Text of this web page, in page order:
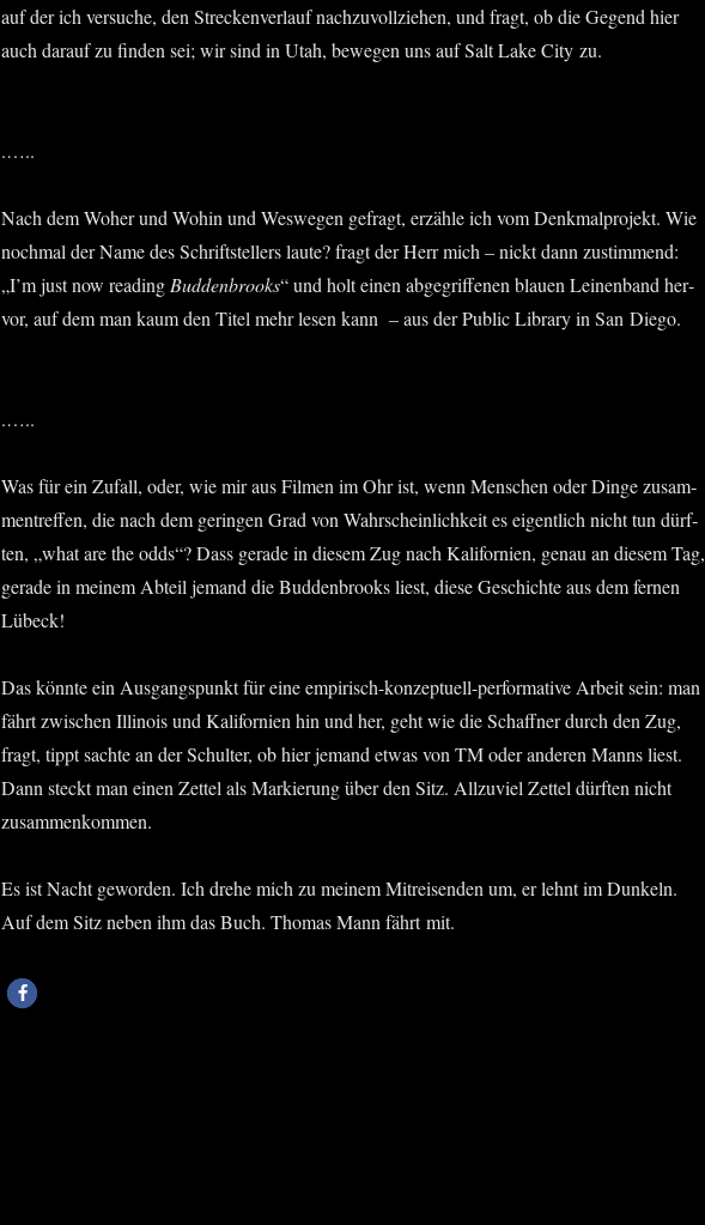
auf der ich ver­su­che, den Stre­cken­ver­lauf nach­zu­voll­zie­hen, und fragt, ob die Gegend hier
auch dar­auf zu fin­den sei; wir sind in Utah, bewe­gen uns auf Salt Lake City zu.
.…..
Nach dem Woher und Wohin und Wes­we­gen gefragt, erzäh­le ich vom Denk­mal­pro­jekt. Wie
noch­mal der Name des Schrift­stel­lers lau­te? fragt der Herr mich – nickt dann zustim­mend:
„I’m just now rea­dingBud­den­brooks“ und holt einen abge­grif­fe­nen blau­en Lei­nen­band her­
vor, auf dem man kaum den Titel mehr lesen kann – aus der Public Libra­ry in San Diego.
.…..
Was für ein Zufall, oder, wie mir aus Fil­men im Ohr ist, wenn Men­schen oder Din­ge zusam­
men­tref­fen, die nach dem gerin­gen Grad von Wahr­schein­lich­keit es eigent­lich nicht tun dürf­
ten, „what are the odds“? Dass gera­de in die­sem Zug nach Kali­for­ni­en, genau an die­sem Tag,
gera­de in mei­nem Abteil jemand die Bud­den­brooks liest, die­se Geschich­te aus dem fer­nen
Lübeck!
Das könn­te ein Aus­gangs­punkt für eine empi­risch-kon­zep­tu­ell-per­for­ma­ti­ve Arbeit sein: man
fährt zwi­schen Illi­nois und Kali­for­ni­en hin und her, geht wie die Schaff­ner durch den Zug,
fragt, tippt sach­te an der Schul­ter, ob hier jemand etwas von TM oder ande­ren Manns liest.
Dann steckt man einen Zet­tel als Mar­kie­rung über den Sitz. All­zu­viel Zet­tel dürf­ten nicht
zusammenkommen.
Es ist Nacht gewor­den. Ich dre­he mich zu mei­nem Mit­rei­sen­den um, er lehnt im Dun­keln.
Auf dem Sitz neben ihm das Buch. Tho­mas Mann fährt mit.